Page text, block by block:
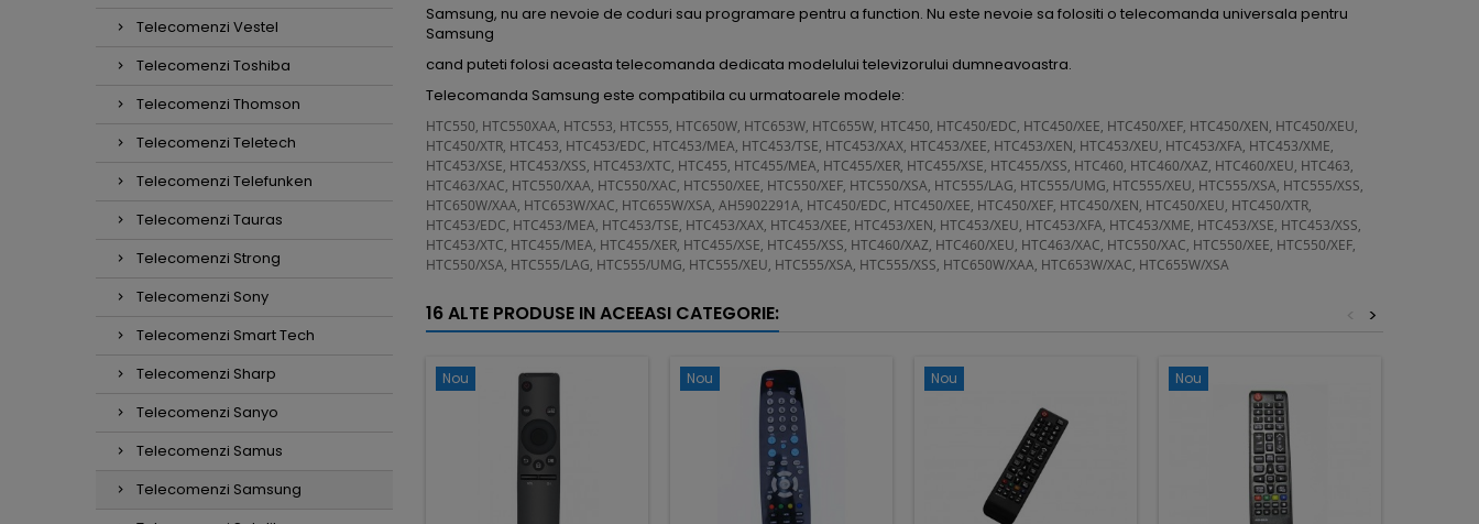
Telecomenzi Vestel
Telecomenzi Toshiba
Telecomenzi Thomson
Telecomenzi Teletech
Telecomenzi Telefunken
Telecomenzi Tauras
Telecomenzi Strong
Telecomenzi Sony
Telecomenzi Smart Tech
Telecomenzi Sharp
Telecomenzi Sanyo
Telecomenzi Samus
Telecomenzi Samsung
Samsung, nu are nevoie de coduri sau programare pentru a function. Nu este nevoie sa folositi o telecomanda universala pentru
Samsung
cand puteti folosi aceasta telecomanda dedicata modelului televizorului dumneavoastra.
Telecomanda Samsung este compatibila cu urmatoarele modele:
HTC550, HTC550XAA, HTC553, HTC555, HTC650W, HTC653W, HTC655W, HTC450, HTC450/EDC, HTC450/XEE, HTC450/XEF, HTC450/XEN, HTC450/XEU,
HTC450/XTR, HTC453, HTC453/EDC, HTC453/MEA, HTC453/TSE, HTC453/XAX, HTC453/XEE, HTC453/XEN, HTC453/XEU, HTC453/XFA, HTC453/XME,
HTC453/XSE, HTC453/XSS, HTC453/XTC, HTC455, HTC455/MEA, HTC455/XER, HTC455/XSE, HTC455/XSS, HTC460, HTC460/XAZ, HTC460/XEU, HTC463,
HTC463/XAC, HTC550/XAA, HTC550/XAC, HTC550/XEE, HTC550/XEF, HTC550/XSA, HTC555/LAG, HTC555/UMG, HTC555/XEU, HTC555/XSA, HTC555/XSS,
HTC650W/XAA, HTC653W/XAC, HTC655W/XSA, AH5902291A, HTC450/EDC, HTC450/XEE, HTC450/XEF, HTC450/XEN, HTC450/XEU, HTC450/XTR,
HTC453/EDC, HTC453/MEA, HTC453/TSE, HTC453/XAX, HTC453/XEE, HTC453/XEN, HTC453/XEU, HTC453/XFA, HTC453/XME, HTC453/XSE, HTC453/XSS,
HTC453/XTC, HTC455/MEA, HTC455/XER, HTC455/XSE, HTC455/XSS, HTC460/XAZ, HTC460/XEU, HTC463/XAC, HTC550/XAC, HTC550/XEE, HTC550/XEF,
HTC550/XSA, HTC555/LAG, HTC555/UMG, HTC555/XEU, HTC555/XSA, HTC555/XSS, HTC650W/XAA, HTC653W/XAC, HTC655W/XSA
16 ALTE PRODUSE IN ACEEASI CATEGORIE: >
<
Nou Nou Nou Nou